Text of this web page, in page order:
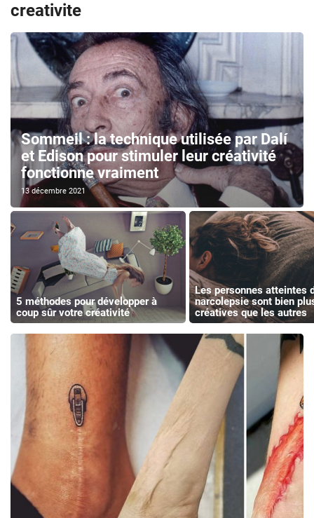
creativite
Sommeil : la technique utilisée par Dalí
et Edison pour stimuler leur créativité
fonctionne vraiment
13 décembre 2021
5 méthodes pour développer à
coup sûr votre créativité
Les personnes atteintes
narcolepsie sont bien
créatives que les autres